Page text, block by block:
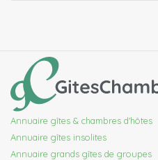
Annuaire gîtes & chambres d'hôtes
Annuaire gîtes insolites
Annuaire grands gîtes de groupes